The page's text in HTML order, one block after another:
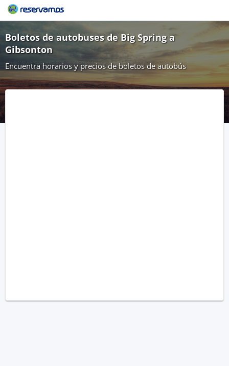
Boletos de autobuses de Big Spring a
Gibsonton
Encuentra horarios y precios de boletos de autobús